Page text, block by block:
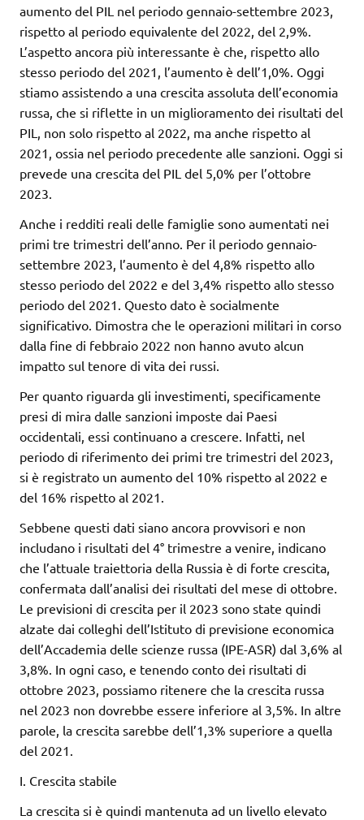
aumento del PIL nel periodo gennaio-settembre 2023,
rispetto al periodo equivalente del 2022, del 2,9%.
L’aspetto ancora più interessante è che, rispetto allo
stesso periodo del 2021, l’aumento è dell’1,0%. Oggi
stiamo assistendo a una crescita assoluta dell’economia
russa, che si riflette in un miglioramento dei risultati del
PIL, non solo rispetto al 2022, ma anche rispetto al
2021, ossia nel periodo precedente alle sanzioni. Oggi si
prevede una crescita del PIL del 5,0% per l’ottobre
2023.
Anche i redditi reali delle famiglie sono aumentati nei
primi tre trimestri dell’anno. Per il periodo gennaio-
settembre 2023, l’aumento è del 4,8% rispetto allo
stesso periodo del 2022 e del 3,4% rispetto allo stesso
periodo del 2021. Questo dato è socialmente
significativo. Dimostra che le operazioni militari in corso
dalla fine di febbraio 2022 non hanno avuto alcun
impatto sul tenore di vita dei russi.
Per quanto riguarda gli investimenti, specificamente
presi di mira dalle sanzioni imposte dai Paesi
occidentali, essi continuano a crescere. Infatti, nel
periodo di riferimento dei primi tre trimestri del 2023,
si è registrato un aumento del 10% rispetto al 2022 e
del 16% rispetto al 2021.
Sebbene questi dati siano ancora provvisori e non
includano i risultati del 4° trimestre a venire, indicano
che l’attuale traiettoria della Russia è di forte crescita,
confermata dall’analisi dei risultati del mese di ottobre.
Le previsioni di crescita per il 2023 sono state quindi
alzate dai colleghi dell’Istituto di previsione economica
dell’Accademia delle scienze russa (IPE-ASR) dal 3,6% al
3,8%. In ogni caso, e tenendo conto dei risultati di
ottobre 2023, possiamo ritenere che la crescita russa
nel 2023 non dovrebbe essere inferiore al 3,5%. In altre
parole, la crescita sarebbe dell’1,3% superiore a quella
del 2021.
I. Crescita stabile
La crescita si è quindi mantenuta ad un livello elevato